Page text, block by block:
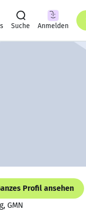
Suche Anmelden
Profil ansehen
GMN